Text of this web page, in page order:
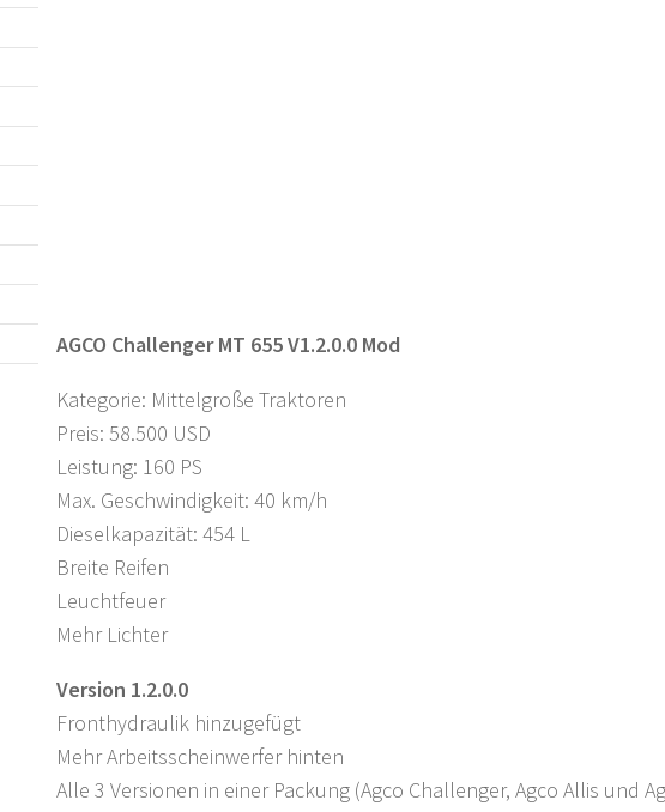
AGCO Challenger MT 655 V1.2.0.0 Mod
Kategorie: Mittelgroße Traktoren
Preis: 58.500 USD
Leistung: 160 PS
Max. Geschwindigkeit: 40 km/h
Dieselkapazität: 454 L
Breite Reifen
Leuchtfeuer
Mehr Lichter
Version 1.2.0.0
Fronthydraulik hinzugefügt
Mehr Arbeitsscheinwerfer hinten
Alle 3 Versionen in einer Packung (Agco Challenger, Agco Allis und